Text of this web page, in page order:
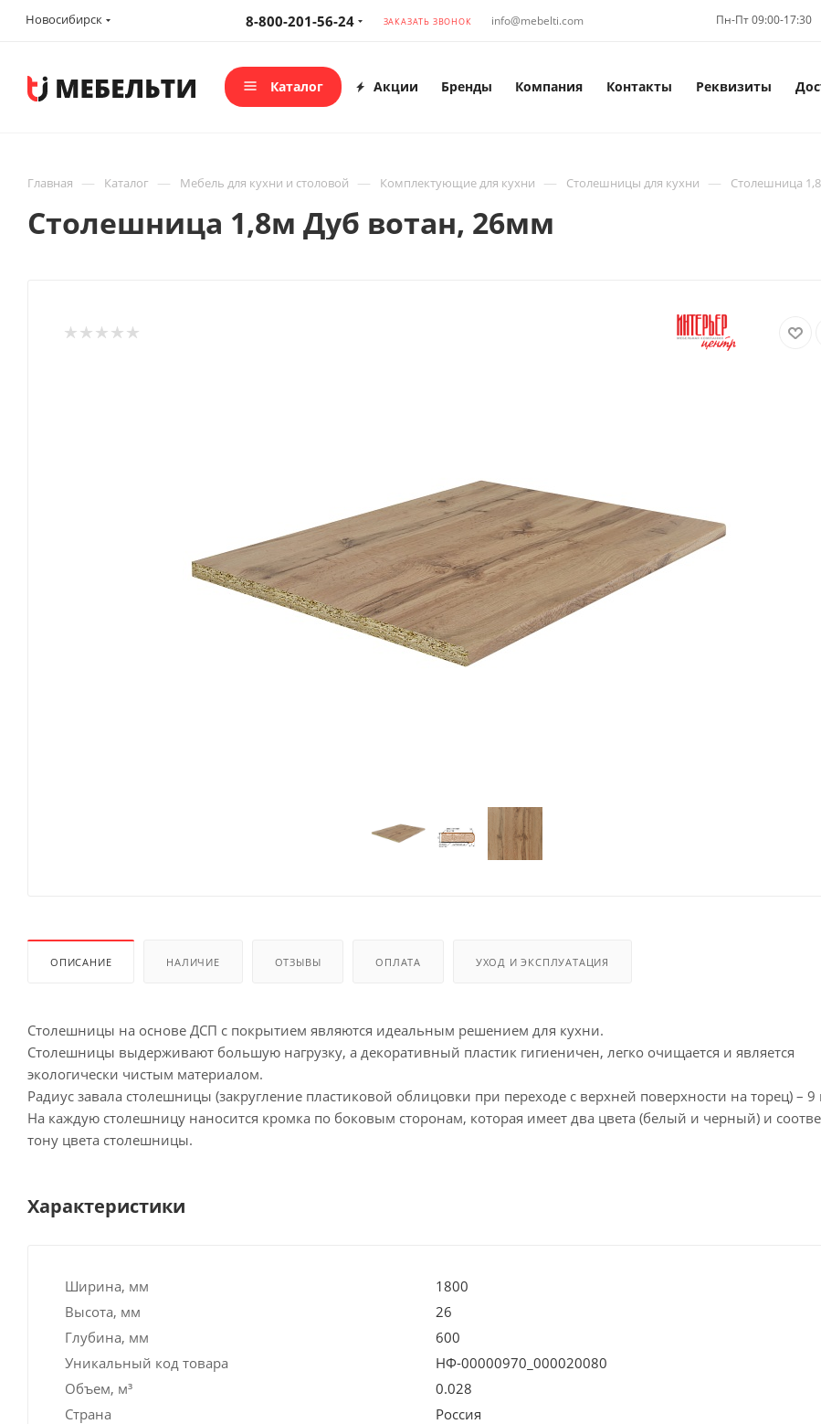
Новосибирск 8-800-201-56-24 ЗАКАЗАТЬ ЗВОНОК info@mebelti.com Пн-Пт 09:00-17:30
Каталог Акции Бренды Компания Контакты Реквизиты
Главная — Каталог — Мебель для кухни и столовой — Комплектующие для кухни — Столешницы для кухни — Столешница
Столешница 1,8м Дуб вотан, 26мм
ОПИСАНИЕ НАЛИЧИЕ ОТЗЫВЫ ОПЛАТА УХОД И ЭКСПЛУАТАЦИЯ
Столешницы на основе ДСП с покрытием являются идеальным решением для кухни.
Столешницы выдерживают большую нагрузку, а декоративный пластик гигиеничен, легко очищается и является
экологически чистым материалом.
Радиус завала столешницы (закругление пластиковой облицовки при переходе с верхней поверхности на торец) –
На каждую столешницу наносится кромка по боковым сторонам, которая имеет два цвета (белый и черный) и
тону цвета столешницы.
Характеристики
Ширина, мм
1800
Высота, мм
26
Глубина, мм
600
Уникальный код товара
НФ-00000970_000020080
Объем, м³
0.028
Страна
Россия